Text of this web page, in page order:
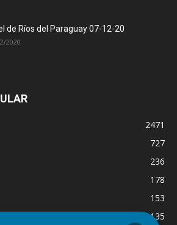
de Ríos del Paraguay 07-12-20
2020
2471
727
236
178
153
135